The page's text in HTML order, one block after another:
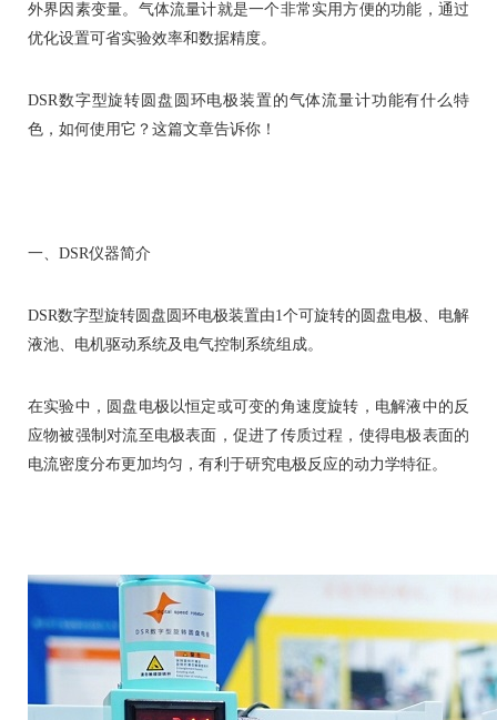
外界因素变量。气体流量计就是一个非常实用方便的功能，通过
优化设置可省实验效率和数据精度。
DSR数字型旋转圆盘圆环电极装置的气体流量计功能有什么特
色，如何使用它？这篇文章告诉你！
一、DSR仪器简介
DSR数字型旋转圆盘圆环电极装置由1个可旋转的圆盘电极、电解
液池、电机驱动系统及电气控制系统组成。
在实验中，圆盘电极以恒定或可变的角速度旋转，电解液中的反
应物被强制对流至电极表面，促进了传质过程，使得电极表面的
电流密度分布更加均匀，有利于研究电极反应的动力学特征。